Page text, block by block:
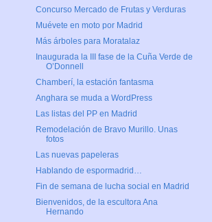
Concurso Mercado de Frutas y Verduras
Muévete en moto por Madrid
Más árboles para Moratalaz
Inaugurada la III fase de la Cuña Verde de
O’Donnell
Chamberí, la estación fantasma
Anghara se muda a WordPress
Las listas del PP en Madrid
Remodelación de Bravo Murillo. Unas
fotos
Las nuevas papeleras
Hablando de espormadrid…
Fin de semana de lucha social en Madrid
Bienvenidos, de la escultora Ana
Hernando